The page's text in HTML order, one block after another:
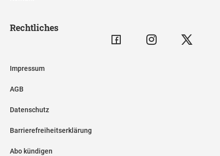
Rechtliches
Impressum
AGB
Datenschutz
Barrierefreiheitserklärung
Abo kündigen